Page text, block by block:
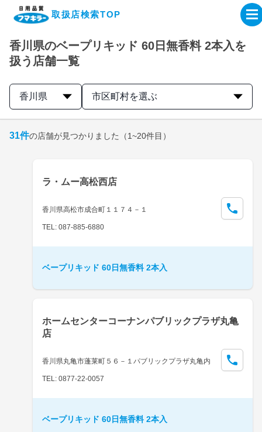
取扱店検索TOP
企業・IR情報サイト
製品情報サイト
取扱店検索はこちら
香川県のベープリキッド 60日無香料 2本入を
扱う店舗一覧
香川県 市区町村を選ぶ
31件の店舗が見つかりました （1~20件目）
ラ・ムー高松西店
香川県高松市成合町１１７４－１
TEL: 087-885-6880
ベープリキッド 60日無香料 2本入
ホームセンターコーナンパブリックプラザ丸亀
店
香川県丸亀市蓬莱町５６－１パブリックプラザ丸亀内
TEL: 0877-22-0057
ベープリキッド 60日無香料 2本入